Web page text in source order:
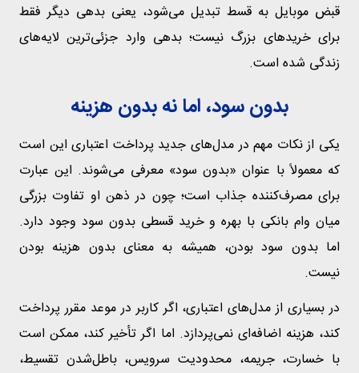
قبض موبایل به قسط تبدیل می‌شود، یعنی بدهی دیگر فقط
برای خریدهای بزرگ نیست؛ بدهی وارد جزئی‌ترین لایه‌های
زندگی شده است.
بدون سود، اما نه بدون هزینه
یکی از نکات مهم در مدل‌های جدید پرداخت اعتباری این است
که معمولاً با عنوان «بدون سود» معرفی می‌شوند. این عبارت
برای مصرف‌کننده جذاب است؛ چون در ذهن او تفاوت بزرگی
میان وام بانکی با بهره و خرید قسطی بدون سود وجود دارد.
اما بدون سود بودن، همیشه به معنای بدون هزینه بودن
نیست.
در بسیاری از مدل‌های اعتباری، اگر کاربر در موعد مقرر پرداخت
کند، هزینه اضافه‌ای نمی‌پردازد. اما اگر تأخیر کند، ممکن است
با خسارت، جریمه، محدودیت سرویس، باطل‌شدن تقسیط،